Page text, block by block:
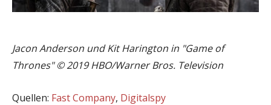
Jacon Anderson und Kit Harington in "Game of
Thrones" © 2019 HBO/Warner Bros. Television
Quellen: Fast Company, Digitalspy